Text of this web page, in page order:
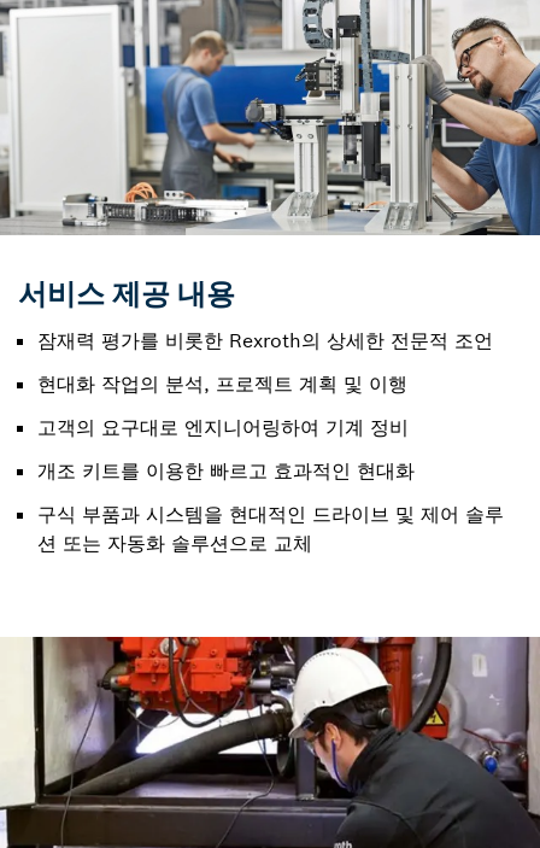
서비스 제공 내용
잠재력 평가를 비롯한 Rexroth의 상세한 전문적 조언
현대화 작업의 분석, 프로젝트 계획 및 이행
고객의 요구대로 엔지니어링하여 기계 정비
개조 키트를 이용한 빠르고 효과적인 현대화
구식 부품과 시스템을 현대적인 드라이브 및 제어 솔루
션 또는 자동화 솔루션으로 교체